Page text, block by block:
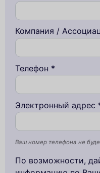
Компания /
Телефон *
Электронный адрес
Ваш номер телефона не
По возможности,